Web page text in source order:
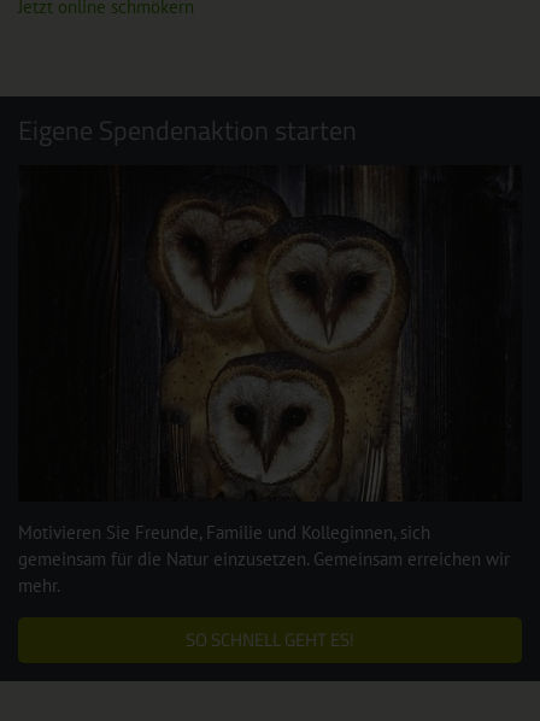
Jetzt online schmökern
Eigene Spendenaktion starten
Motivieren Sie Freunde, Familie und Kolleginnen, sich
gemeinsam für die Natur einzusetzen. Gemeinsam erreichen wir
mehr.
SO SCHNELL GEHT ES!